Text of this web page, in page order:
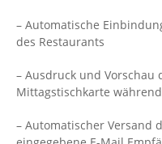
– Automatische
des Restaurants
– Ausdruck und Vorschau
Mittagstischkarte
– Automatischer Versand